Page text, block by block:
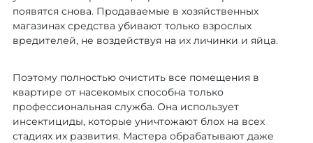
появятся снова. Продаваемые в хозяйственных
магазинах средства убивают только взрослых
вредителей, не воздействуя на их личинки и яйца.
Поэтому полностью очистить все помещения в
квартире от насекомых способна только
профессиональная служба. Она использует
инсектициды, которые уничтожают блох на всех
стадиях их развития. Мастера обрабатывают даже